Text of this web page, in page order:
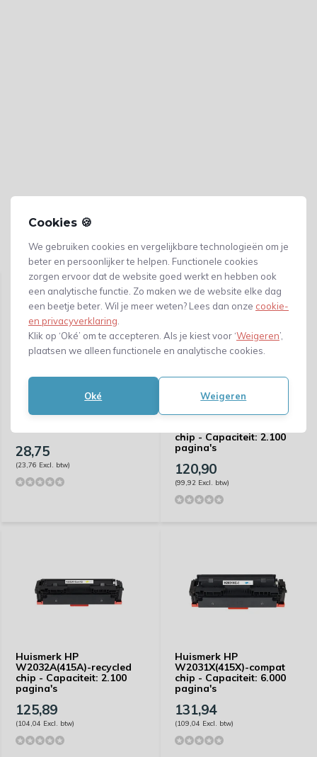
Cookies 🍪
We gebruiken cookies en vergelijkbare technologieën om je
beter en persoonlijker te helpen. Functionele cookies
zorgen ervoor dat de website goed werkt en hebben ook
een analytische functie. Zo maken we de website elke dag
een beetje beter. Wil je meer weten? Lees dan onze cookie-
en privacyverklaring
Klik op ‘Oké’ om te accepteren. Als je kiest voor ‘Weigeren’,
plaatsen we alleen functionele en analytische cookies.
Oké Weigeren
Gerelateerde producten
953YXL(953XL) -
Capaciteit: 1.600 pagina's
28,75
(23,76 Excl. btw)
Huismerk HP
chip - Capaciteit: 2.100
pagina's
120,90
(99,92 Excl. btw)
Huismerk HP
W2032A(415A)-recycled
chip - Capaciteit: 2.100
pagina's
125,89
(104,04 Excl. btw)
Huismerk HP
W2031X(415X)-compat
chip - Capaciteit: 6.000
pagina's
131,94
(109,04 Excl. btw)